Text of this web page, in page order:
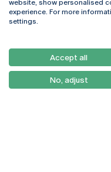
4169-005 Porto
+351 226 196 240
website, show personalised
experience. For more
settings.
Accept all
No, adjust